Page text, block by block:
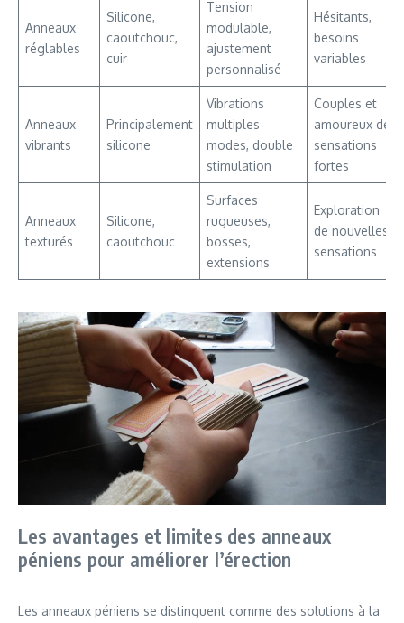
Anneaux
réglables
Silicone,
caoutchouc,
cuir
Tension
modulable,
ajustement
personnalisé
Hésitants,
besoins
variables
Anneaux
vibrants
Principalement
silicone
Vibrations
multiples
modes, double
stimulation
Couples et
amoureux de
sensations
fortes
Anneaux
texturés
Silicone,
caoutchouc
Surfaces
rugueuses,
bosses,
extensions
Exploration
de nouvelles
sensations
Les avantages et limites des anneaux
péniens pour améliorer l’érection
Les anneaux péniens se distinguent comme des solutions à la